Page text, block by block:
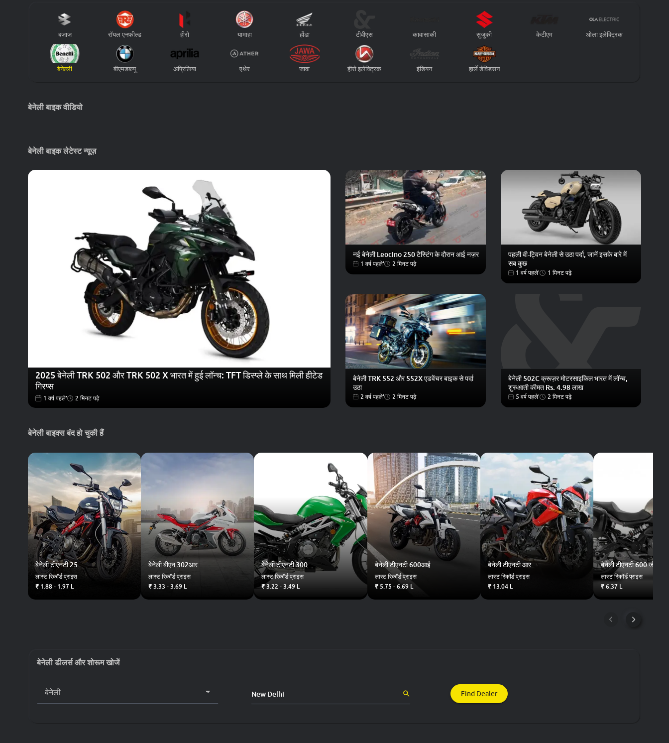
बजाज रॉयल एनफील्ड हीरो यामाहा होंडा टीवीएस कावासाकी सुजुकी केटीएम ओला इलेक्ट्रिक
बेनेल्ली बीएमडब्ल्यू अप्रिलिया एथेर जावा हीरो इलेक्ट्रिक इंडियन हार्ले डेविडसन
बेनेली बाइक वीडियो
बेनेली बाइक लेटेस्ट न्यूज़
2025 बेनेली TRK 502 और TRK 502 X भारत में हुई लॉन्च: TFT डिस्प्ले के साथ मिली हीटेड
ग्रिप्स
1 वर्ष पहले' 2 मिनट पढ़े
नई बेनेली Leocino 250 टैस्टिंग के दौरान आई नज़र
1 वर्ष पहले' 2 मिनट पढ़े
पहली वी-ट्विन बेनेली से उठा पर्दा, जानें इसके बारे में
सब कुछ
1 वर्ष पहले' 1 मिनट पढ़े
बेनेली TRK 552 और 552X एडवेंचर बाइक से पर्दा
उठा
2 वर्ष पहले' 2 मिनट पढ़े
बेनेली 502C क्रूज़र मोटरसाइकिल भारत में लॉन्च,
शुरुआती कीमत Rs. 4.98 लाख
5 वर्ष पहले' 2 मिनट पढ़े
बेनेली बाइक्स बंद हो चुकी हैं
बेनेलीटीएनटी 25
लास्ट रिकॉर्ड प्राइस
₹ 1.88 - 1.97 L
बेनेलीबीएन 302आर
लास्ट रिकॉर्ड प्राइस
₹ 3.33 - 3.69 L
बेनेलीटीएनटी 300
लास्ट रिकॉर्ड प्राइस
₹ 3.22 - 3.49 L
बेनेलीटीएनटी 600आई
लास्ट रिकॉर्ड प्राइस
₹ 5.75 - 6.69 L
बेनेलीटीएनटी आर
लास्ट रिकॉर्ड प्राइस
₹ 13.04 L
बेनेलीटीएनटी 600 जीटी
लास्ट रिकॉर्ड प्राइस
₹ 6.37 L
बेनेली डीलर्स और शोरूम खोजें
Find Dealer